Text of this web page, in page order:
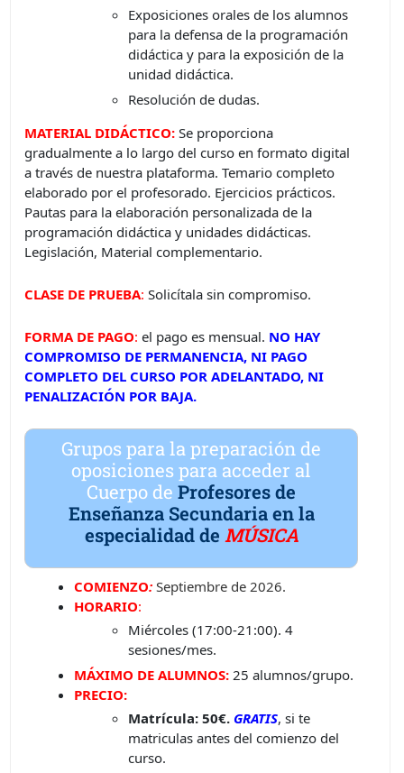
Exposiciones orales de los alumnos
para la defensa de la programación
didáctica y para la exposición de la
unidad didáctica.
Resolución de dudas.
MATERIAL DIDÁCTICO:Se proporciona
gradualmente a lo largo del curso en formato digital
a través de nuestra plataforma. Temario completo
elaborado por el profesorado. Ejercicios prácticos.
Pautas para la elaboración personalizada de la
programación didáctica y unidades didácticas.
Legislación, Material complementario.
CLASE DE PRUEBA: Solicítala sin compromiso.
FORMA DE PAGO: el pago es mensual. NO HAY
COMPROMISO DE PERMANENCIA, NI PAGO
COMPLETO DEL CURSO POR ADELANTADO, NI
PENALIZACIÓN POR BAJA.
Grupos para la preparación de
oposiciones para acceder al
Cuerpo deProfesores de
Enseñanza Secundaria en la
especialidad de MÚSICA
COMIENZO:Septiembre de 2026.
HORARIO:
Miércoles (17:00-21:00). 4
sesiones/mes.
MÁXIMO DE ALUMNOS:25 alumnos/grupo.
PRECIO:
Matrícula: 50€. GRATIS, si te
matriculas antes del comienzo del
curso.